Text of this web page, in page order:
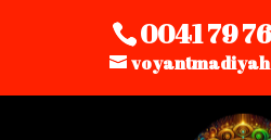
0041 79